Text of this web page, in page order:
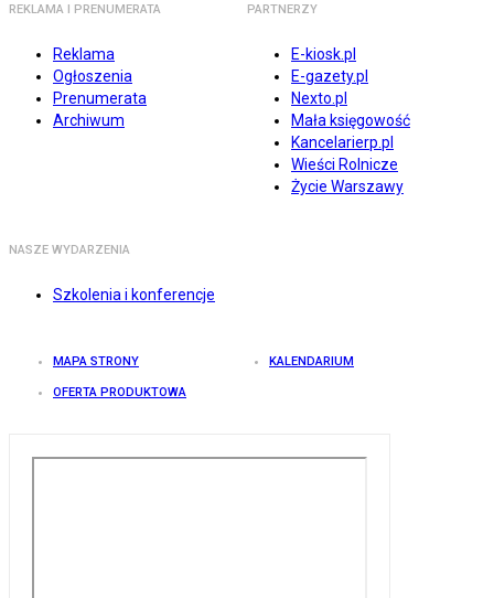
REKLAMA I PRENUMERATA
Reklama
Ogłoszenia
Prenumerata
Archiwum
PARTNERZY
E-kiosk.pl
E-gazety.pl
Nexto.pl
Mała księgowość
Kancelarierp.pl
Wieści Rolnicze
Życie Warszawy
NASZE WYDARZENIA
Szkolenia i konferencje
MAPA STRONY KALENDARIUM
OFERTA PRODUKTOWA